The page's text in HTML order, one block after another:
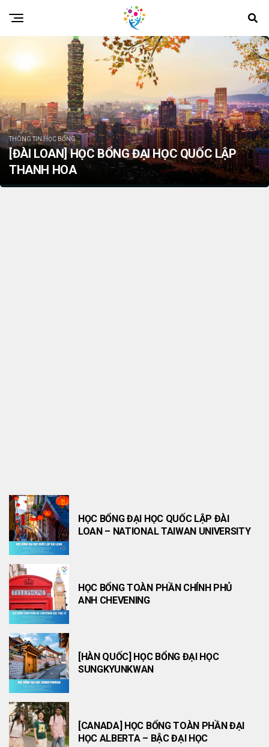
THÔNG TIN HỌC BỔNG
[ĐÀI LOAN] HỌC BỔNG ĐẠI HỌC QUỐC LẬP
THANH HOA
HỌC BỔNG ĐẠI HỌC QUỐC LẬP ĐÀI
LOAN – NATIONAL TAIWAN UNIVERSITY
HỌC BỔNG TOÀN PHẦN CHÍNH PHỦ
ANH CHEVENING
[HÀN QUỐC] HỌC BỔNG ĐẠI HỌC
SUNGKYUNKWAN
[CANADA] HỌC BỔNG TOÀN PHẦN ĐẠI
HỌC ALBERTA – BẬC ĐẠI HỌC